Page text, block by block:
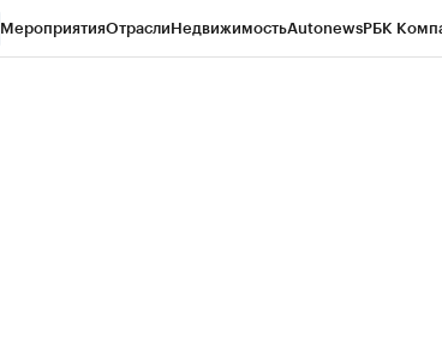
МероприятияОтраслиНедвижимостьAutonewsРБК